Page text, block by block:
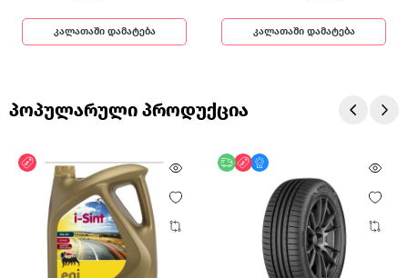
კალათაში დამატება კალათაში დამატება
პოპულარული პროდუქცია
ფასდაკლება უფასო მიწოდება
ფასდაკლება